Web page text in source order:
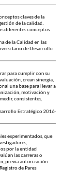
claves de la
de la calidad.
diferentes conceptos
de la Calidad en las
de Desarrollo
para cumplir con su
crean sinergia,
una base para llevar a
motivación y
consistentes,
Estratégico 2016-
experimentados, que
por la entidad
las carreras o
previa autorización
de Pares